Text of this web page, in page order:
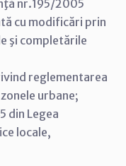
nr.195/2005
cu modificări prin
şi completările
reglementarea
urbane;
din Legea
locale,